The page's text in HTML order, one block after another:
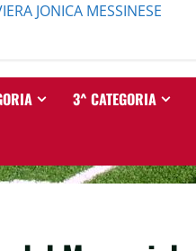
JONICA MESSINESE
3^ CATEGORIA